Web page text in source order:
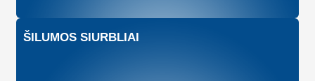
ŠILUMOS SIURBLIAI